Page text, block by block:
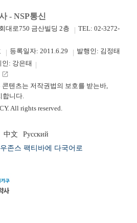
- NSP통신
대로750 금산빌딩 2층
TEL: 02-3272-
등록일자: 2011.6.29
발행인: 김정태
인: 강은태
launch
콘텐츠는 저작권법의 보호를 받는바,
합니다.
All rights reserved.
中文
Русский
존스 팩티바에 다국어로